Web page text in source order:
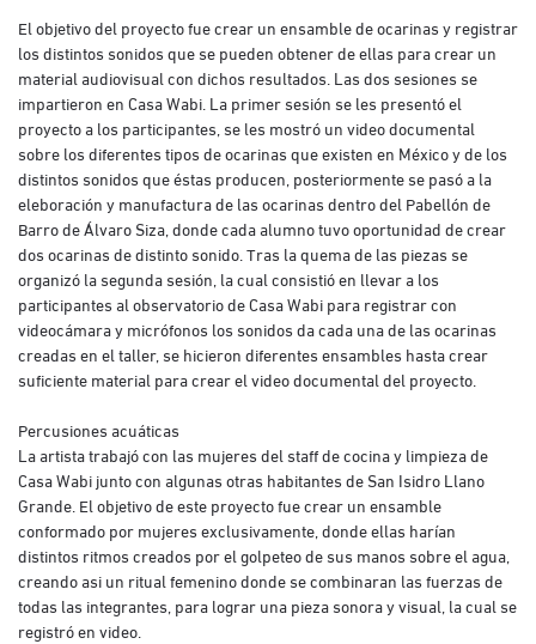
El objetivo del proyecto fue crear un ensamble de ocarinas y registrar
los distintos sonidos que se pueden obtener de ellas para crear un
material audiovisual con dichos resultados. Las dos sesiones se
impartieron en Casa Wabi. La primer sesión se les presentó el
proyecto a los participantes, se les mostró un video documental
sobre los diferentes tipos de ocarinas que existen en México y de los
distintos sonidos que éstas producen, posteriormente se pasó a la
eleboración y manufactura de las ocarinas dentro del Pabellón de
Barro de Álvaro Siza, donde cada alumno tuvo oportunidad de crear
dos ocarinas de distinto sonido. Tras la quema de las piezas se
organizó la segunda sesión, la cual consistió en llevar a los
participantes al observatorio de Casa Wabi para registrar con
videocámara y micrófonos los sonidos da cada una de las ocarinas
creadas en el taller, se hicieron diferentes ensambles hasta crear
suficiente material para crear el video documental del proyecto.
Percusiones acuáticas
La artista trabajó con las mujeres del staff de cocina y limpieza de
Casa Wabi junto con algunas otras habitantes de San Isidro Llano
Grande. El objetivo de este proyecto fue crear un ensamble
conformado por mujeres exclusivamente, donde ellas harían
distintos ritmos creados por el golpeteo de sus manos sobre el agua,
creando asi un ritual femenino donde se combinaran las fuerzas de
todas las integrantes, para lograr una pieza sonora y visual, la cual se
registró en video.